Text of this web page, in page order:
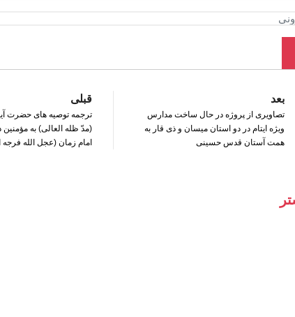
قبلی
ترجمه توصیه های حضرت
(مدّ ظله العالی) به
امام زمان (عجل الله
بعد
تصاویری از پروژه در حال ساخت مدارس
ویژه ایتام در دو استان میسان و ذی قار به
همت آستان قدس حسینی